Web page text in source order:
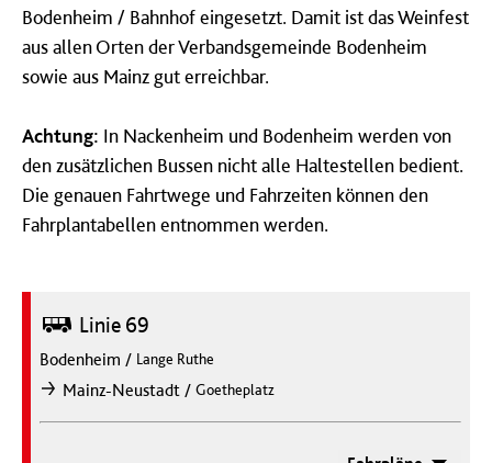
Bodenheim / Bahnhof eingesetzt. Damit ist das Weinfest
aus allen Orten der Verbandsgemeinde Bodenheim
sowie aus Mainz gut erreichbar.
Achtung: In Nackenheim und Bodenheim werden von
den zusätzlichen Bussen nicht alle Haltestellen bedient.
Die genauen Fahrtwege und Fahrzeiten können den
Fahrplantabellen entnommen werden.
Bus Linie 69
Bodenheim / Lange Ruthe
nachMainz-Neustadt / Goetheplatz